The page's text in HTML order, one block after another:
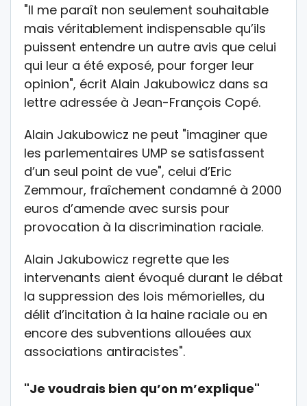
"Il me paraît non seulement souhaitable
mais véritablement indispensable qu’ils
puissent entendre un autre avis que celui
qui leur a été exposé, pour forger leur
opinion", écrit Alain Jakubowicz dans sa
lettre adressée à Jean-François Copé.
Alain Jakubowicz ne peut "imaginer que
les parlementaires UMP se satisfassent
d’un seul point de vue", celui d’Eric
Zemmour, fraîchement condamné à 2000
euros d’amende avec sursis pour
provocation à la discrimination raciale.
Alain Jakubowicz regrette que les
intervenants aient évoqué durant le débat
la suppression des lois mémorielles, du
délit d’incitation à la haine raciale ou en
encore des subventions allouées aux
associations antiracistes".
"Je voudrais bien qu’on m’explique"